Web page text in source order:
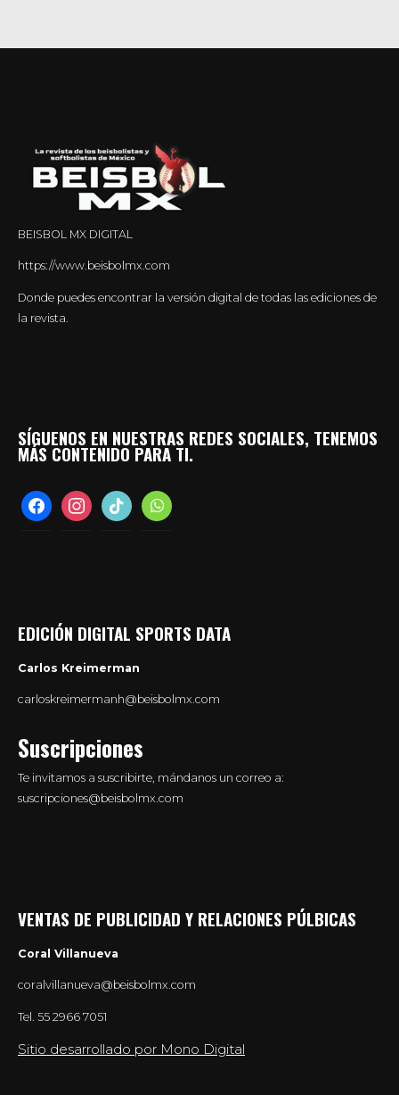
BEISBOL MX DIGITAL
https://www.beisbolmx.com
Donde puedes encontrar la versión digital de todas las ediciones de
la revista.
SÍGUENOS EN NUESTRAS REDES SOCIALES, TENEMOS
MÁS CONTENIDO PARA TI.
facebookinstagramtiktok whatsapp
EDICIÓN DIGITAL SPORTS DATA
Carlos Kreimerman
carloskreimermanh@beisbolmx.com
Suscripciones
Te invitamos a suscribirte, mándanos un correo a:
suscripciones@beisbolmx.com
VENTAS DE PUBLICIDAD Y RELACIONES PÚLBICAS
Coral Villanueva
coralvillanueva@beisbolmx.com
Tel. 55 2966 7051
Sitio desarrollado por Mono Digital